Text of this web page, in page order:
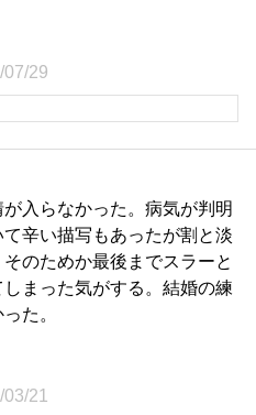
07/29
入らなかった。病気が判明
辛い描写もあったが割と淡
のためか最後までスラーと
まった気がする。結婚の練
た。
21